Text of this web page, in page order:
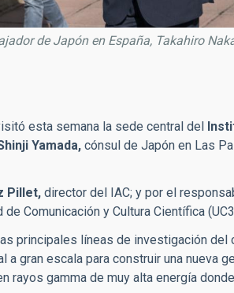
de Japón en España, Takahiro
esta semana la sede central del
Yamada, cónsul de Japón en Las
Pillet, director del IAC; y por el
Comunicación y Cultura Científica
principales líneas de investigación del
a gran escala para construir una nueva
gamma de muy alta energía